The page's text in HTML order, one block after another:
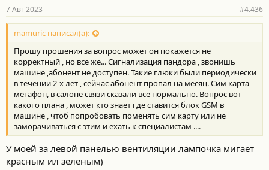
7 Авг 2023 #4.436
mamuric написал(а):
Прошу прошения за вопрос может он покажется не
корректный , но все же... Сигнализация пандора , звонишь
машине ,абонент не доступен. Такие глюки были периодически
в течении 2-х лет , сейчас абонент пропал на месяц. Сим карта
мегафон, в салоне связи сказали все нормально. Вопрос вот
какого плана , может кто знает где ставится блок GSM в
машине , чтоб попробовать поменять сим карту или не
заморачиваться с этим и ехать к специалистам ....
У моей за левой панелью вентиляции лампочка мигает
красным ил зеленым)